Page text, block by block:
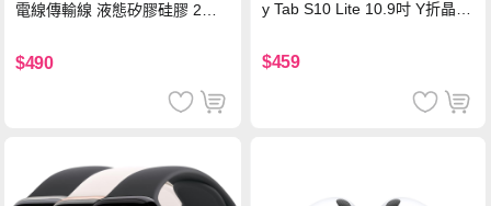
電線傳輸線 液態矽膠硅膠 2M
$490
y Tab S10 Lite 10.9吋 Y折晶透
$459